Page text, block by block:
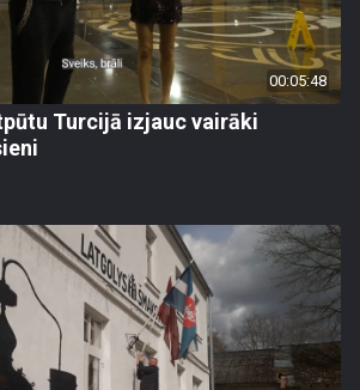
00:05:48
Turcijā izjauc vairāki